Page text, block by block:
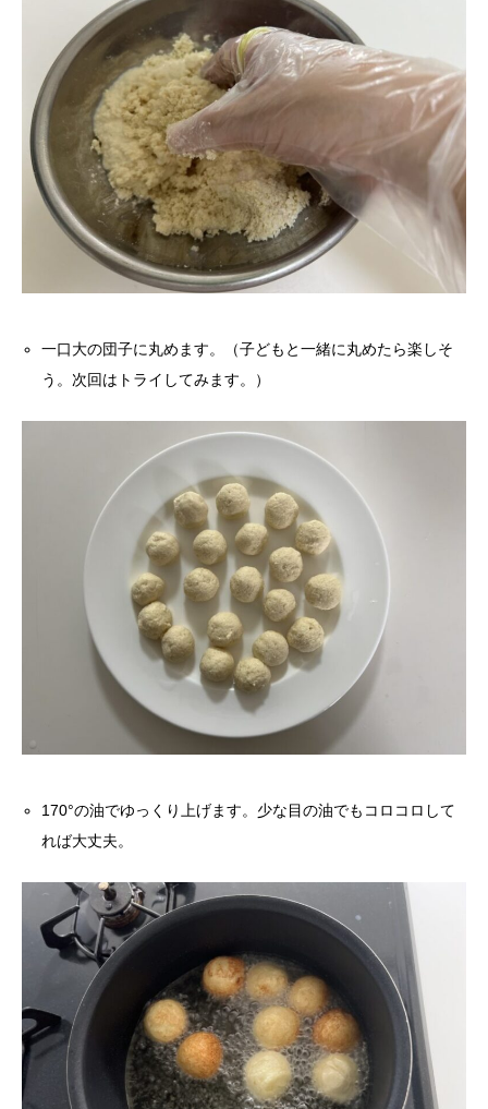
一口大の団子に丸めます。（子どもと一緒に丸めたら楽しそ
う。次回はトライしてみます。）
170°の油でゆっくり上げます。少な目の油でもコロコロして
れば大丈夫。